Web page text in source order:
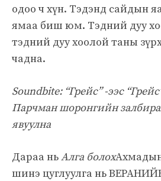
одоо ч хүн. Тэдэнд сайдын
ямаа биш юм. Тэдний дуу
тэдний дуу хоолой таны
чадна.
Soundbite: “Грейс” -ээс
Парчман шоронгийн
явуулна
Дараа ньАлга болох
шинэ цуглуулга нь